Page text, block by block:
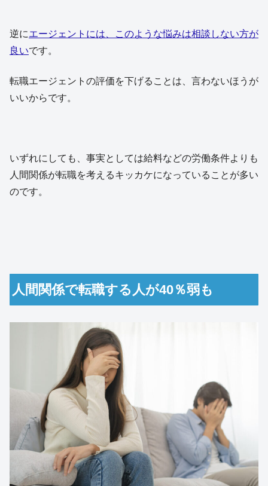
逆にエージェントには、このような悩みは相談しない方が
良いです。
転職エージェントの評価を下げることは、言わないほうが
いいからです。
いずれにしても、事実としては給料などの労働条件よりも
人間関係が転職を考えるキッカケになっていることが多い
のです。
人間関係で転職する人が40％弱も